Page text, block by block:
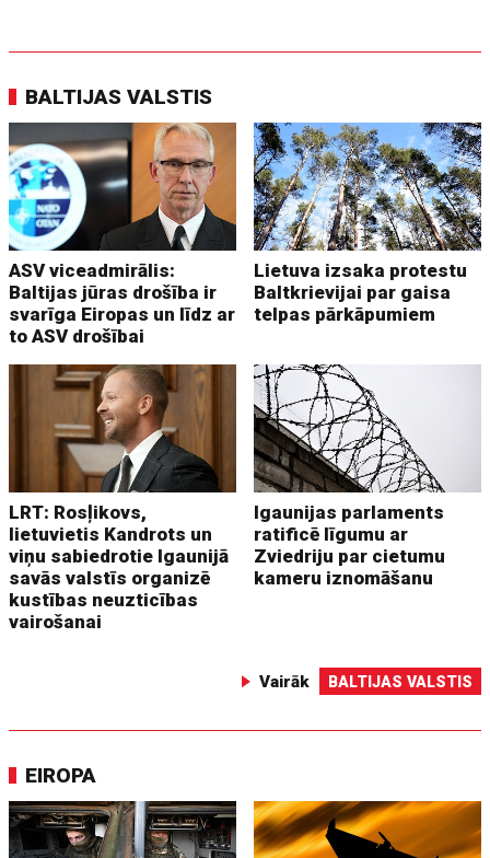
BALTIJAS VALSTIS
ASV viceadmirālis:
Baltijas jūras drošība ir
svarīga Eiropas un līdz ar
to ASV drošībai
Lietuva izsaka protestu
Baltkrievijai par gaisa
telpas pārkāpumiem
LRT: Rosļikovs,
lietuvietis Kandrots un
viņu sabiedrotie Igaunijā
savās valstīs organizē
kustības neuzticības
vairošanai
Igaunijas parlaments
ratificē līgumu ar
Zviedriju par cietumu
kameru iznomāšanu
Vairāk BALTIJAS VALSTIS
EIROPA